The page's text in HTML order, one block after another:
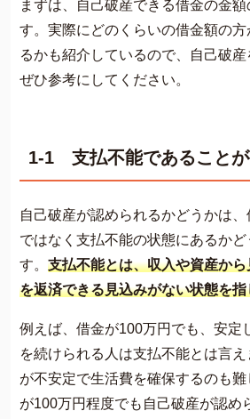
まずは、自己破産できる借金の金額
す。実際にどのくらいの借金額の
るかも紹介しているので、自己破
ぜひ参考にしてください。
1-1 支払不能であること
自己破産が認められるかどうかは
ではなく支払不能の状態にあるかど
す。 支払不能とは、収入や資産か
を返済できる見込みがない状態を指
例えば、借金が100万円でも、安定
を続けられる人は支払不能とは言
が不安定で生活費を確保するのも
が100万円程度でも自己破産が認め